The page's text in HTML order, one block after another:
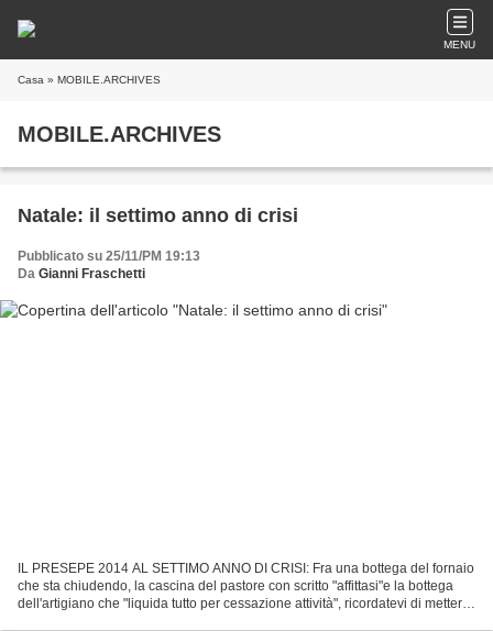
MENU
Casa » MOBILE.ARCHIVES
MOBILE.ARCHIVES
Natale: il settimo anno di crisi
Pubblicato su 25/11/PM 19:13
Da Gianni Fraschetti
IL PRESEPE 2014 AL SETTIMO ANNO DI CRISI: Fra una bottega del fornaio
che sta chiudendo, la cascina del pastore con scritto "affittasi"e la bottega
dell'artigiano che "liquida tutto per cessazione attività", ricordatevi di mettere